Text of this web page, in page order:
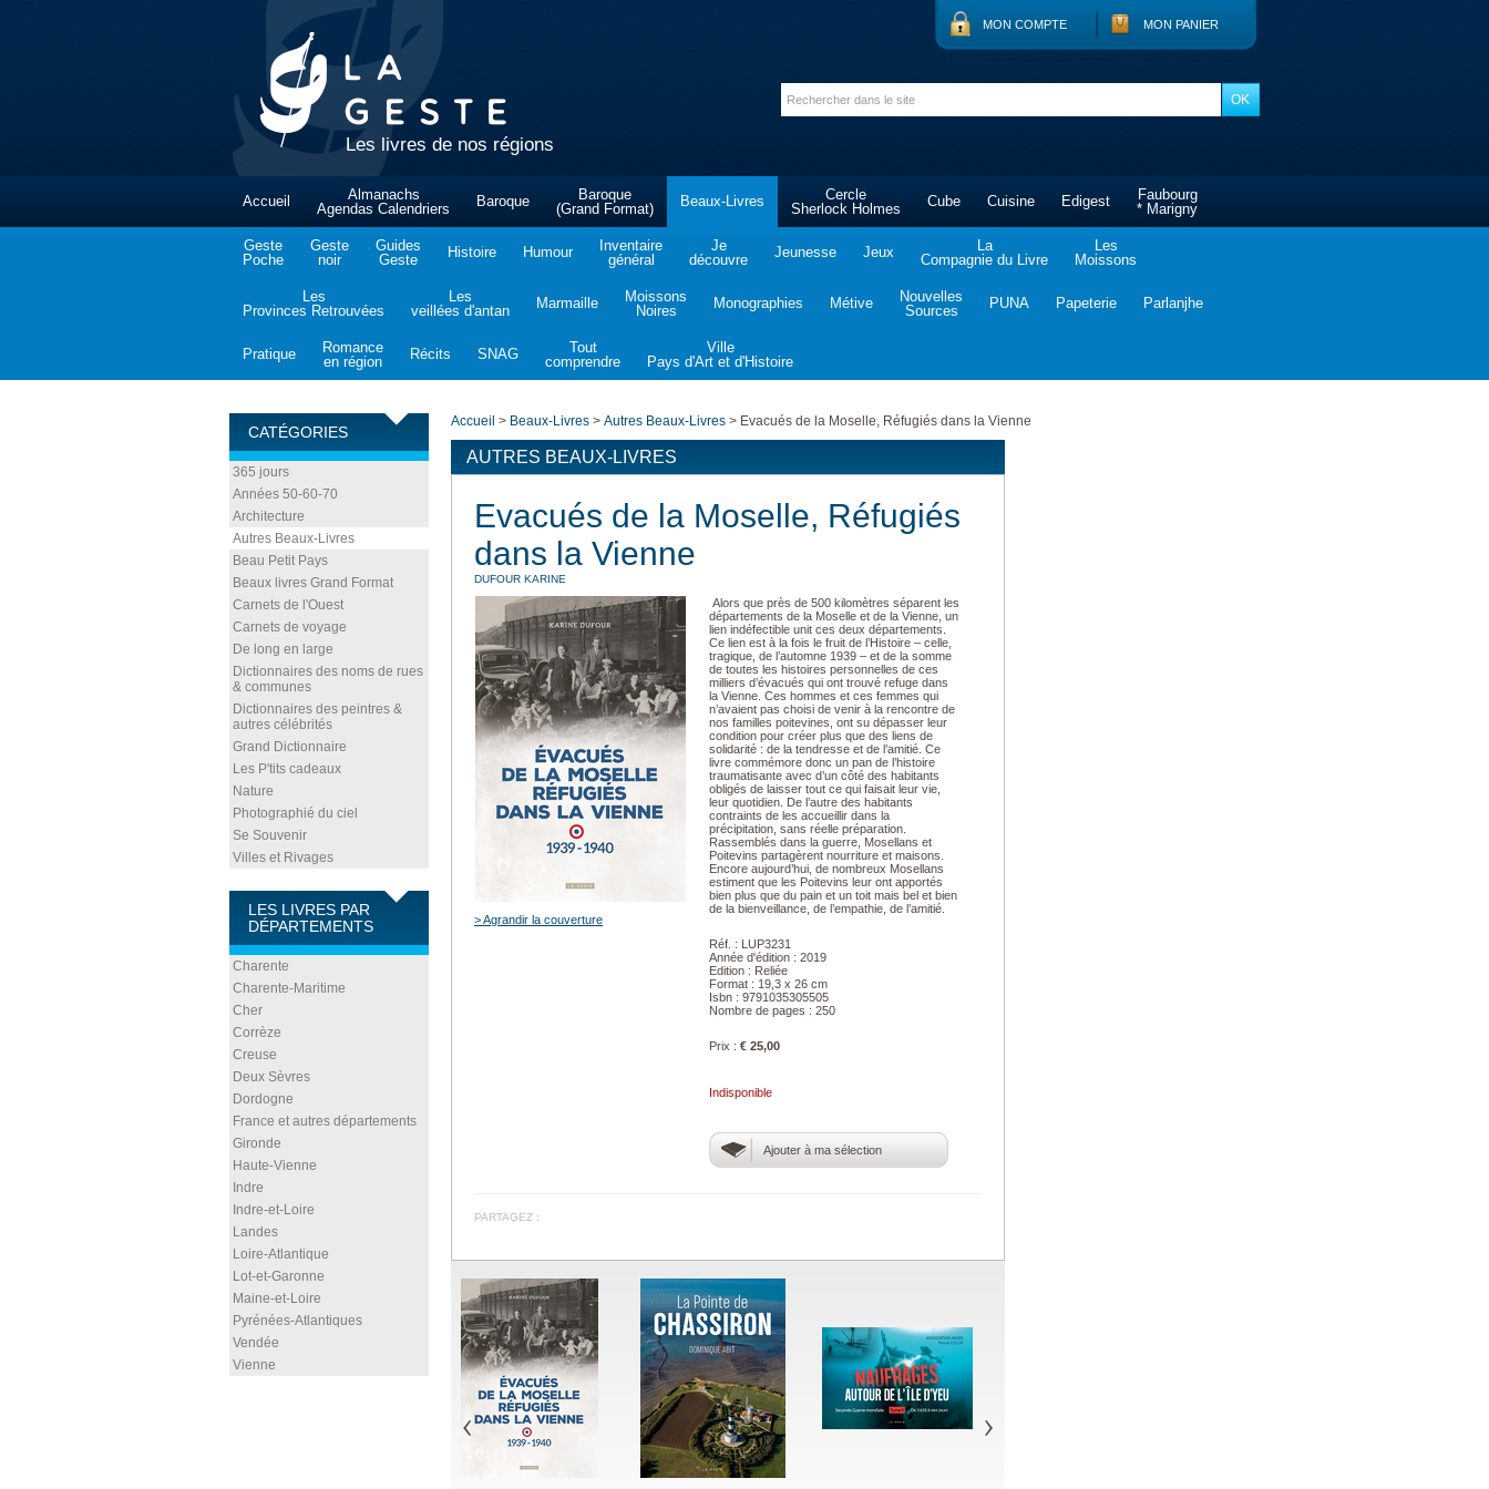
Les livres de nos régions
MON COMPTE MON PANIER
Accueil
Almanachs
Agendas Calendriers
Baroque
Baroque
(Grand Format)
Beaux-Livres
Cercle
Sherlock Holmes
Cube Cuisine Edigest
Faubourg
* Marigny
Geste
Poche
Geste
noir
Guides
Geste
Histoire Humour
Inventaire
général
Je
découvre
Jeunesse Jeux
La
Compagnie du Livre
Les
Moissons
Les
Provinces Retrouvées
Les
veillées d'antan
Marmaille
Moissons
Noires
Monographies Métive
Nouvelles
Sources
PUNA Papeterie Parlanjhe
Pratique
Romance
en région
Récits SNAG
Tout
comprendre
Ville
Pays d'Art et d'Histoire
CATÉGORIES
365 jours
Années 50-60-70
Architecture
Autres Beaux-Livres
Beau Petit Pays
Beaux livres Grand Format
Carnets de l'Ouest
Carnets de voyage
De long en large
Dictionnaires des noms de rues
& communes
Dictionnaires des peintres &
autres célébrités
Grand Dictionnaire
Les P'tits cadeaux
Nature
Photographié du ciel
Se Souvenir
Villes et Rivages
LES LIVRES PAR
DÉPARTEMENTS
Charente
Charente-Maritime
Cher
Corrèze
Creuse
Deux Sèvres
Dordogne
France et autres départements
Gironde
Haute-Vienne
Indre
Indre-et-Loire
Landes
Loire-Atlantique
Lot-et-Garonne
Maine-et-Loire
Pyrénées-Atlantiques
Vendée
Vienne
Accueil > Beaux-Livres > Autres Beaux-Livres > Evacués de la Moselle, Réfugiés dans la Vienne
AUTRES BEAUX-LIVRES
Evacués de la Moselle, Réfugiés
dans la Vienne
DUFOUR KARINE
> Agrandir la couverture
Alors que près de 500 kilomètres séparent les
départements de la Moselle et de la Vienne, un
lien indéfectible unit ces deux départements.
Ce lien est à la fois le fruit de l’Histoire – celle,
tragique, de l’automne 1939 – et de la somme
de toutes les histoires personnelles de ces
milliers d’évacués qui ont trouvé refuge dans
la Vienne. Ces hommes et ces femmes qui
n’avaient pas choisi de venir à la rencontre de
nos familles poitevines, ont su dépasser leur
condition pour créer plus que des liens de
solidarité : de la tendresse et de l’amitié. Ce
livre commémore donc un pan de l’histoire
traumatisante avec d’un côté des habitants
obligés de laisser tout ce qui faisait leur vie,
leur quotidien. De l’autre des habitants
contraints de les accueillir dans la
précipitation, sans réelle préparation.
Rassemblés dans la guerre, Mosellans et
Poitevins partagèrent nourriture et maisons.
Encore aujourd’hui, de nombreux Mosellans
estiment que les Poitevins leur ont apportés
bien plus que du pain et un toit mais bel et bien
de la bienveillance, de l’empathie, de l’amitié.
Réf. : LUP3231
Année d'édition : 2019
Edition : Reliée
Format : 19,3 x 26 cm
Isbn : 9791035305505
Nombre de pages : 250
Prix : € 25,00
Indisponible
Ajouter à ma sélection
PARTAGEZ :